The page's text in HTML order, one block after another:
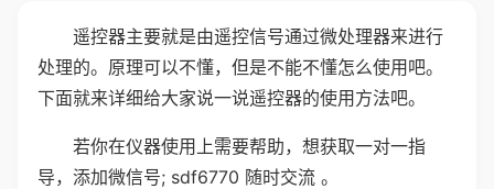
遥控器主要就是由遥控信号通过微处理器来进行
处理的。原理可以不懂，但是不能不懂怎么使用吧。
下面就来详细给大家说一说遥控器的使用方法吧。
若你在仪器使用上需要帮助，想获取一对一指
导，添加微信号; sdf6770 随时交流 。